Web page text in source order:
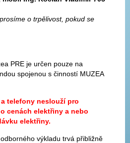
o trpělivost, pokud se
PRE je určen pouze na
spojenou s činností MUZEA
telefony neslouží pro
cenách elektřiny a nebo
elektřiny.
výkladu trvá přibližně